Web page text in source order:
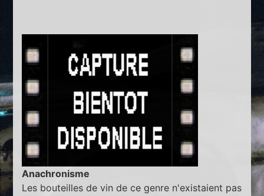
Anachronisme
Les bouteilles de vin de ce genre n'existaient pas